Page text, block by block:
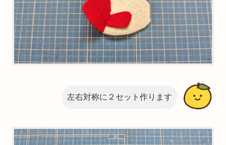
左右対称に２セット作ります